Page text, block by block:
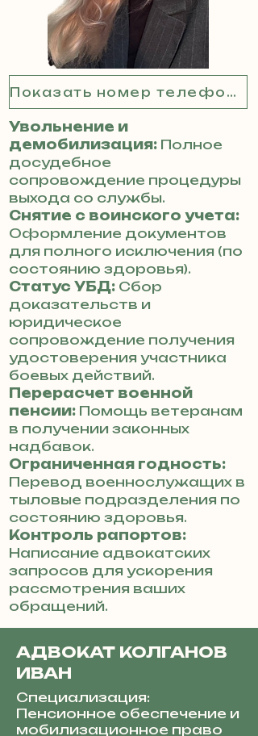
Показать номер телефона
Увольнение и
демобилизация: Полное
досудебное
сопровождение процедуры
выхода со службы.
Снятие с воинского учета:
Оформление документов
для полного исключения (по
состоянию здоровья).
Статус УБД: Сбор
доказательств и
юридическое
сопровождение получения
удостоверения участника
боевых действий.
Перерасчет военной
пенсии: Помощь ветеранам
в получении законных
надбавок.
Ограниченная годность:
Перевод военнослужащих в
тыловые подразделения по
состоянию здоровья.
Контроль рапортов:
Написание адвокатских
запросов для ускорения
рассмотрения ваших
обращений.
АДВОКАТ КОЛГАНОВ
ИВАН
Специализация:
Пенсионное обеспечение и
мобилизационное право